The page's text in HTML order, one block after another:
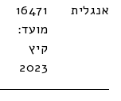
אנגלית
16471
מועד:
קיץ
2023